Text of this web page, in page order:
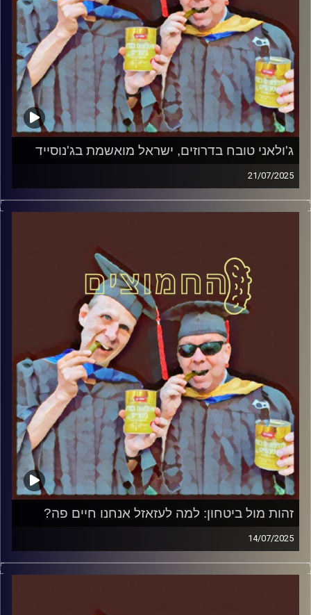
ג'ולאני טובח בדרוזים, ישראל מואשמת בג'נוסייד
21/07/2025
המערכת הפוליטית על ספת הפסיכולוג, עם פרופסור בועז בן-
דוד ופרופסור גלעד הירשברגר
קרדיט תמונות:AudioVersity
זהות מול ביטחון: למה לעזאזל אנחנו חיים פה?
14/07/2025
המערכת הפוליטית על ספת הפסיכולוג, עם פרופסור בועז בן-
דוד ופרופסור גלעד הירשברגר